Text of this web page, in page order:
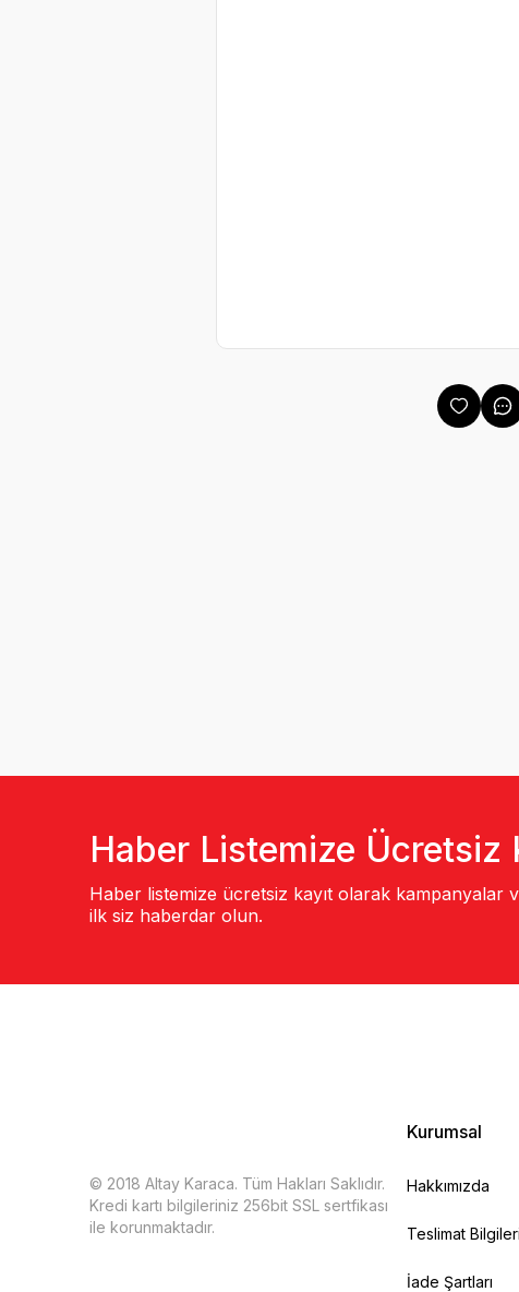
Haber Listemize Ücretsiz
Haber listemize ücretsiz kayıt olarak kampanyalar
ilk siz haberdar olun.
© 2018 Altay Karaca. Tüm Hakları Saklıdır.
Kredi kartı bilgileriniz 256bit SSL sertfikası
ile korunmaktadır.
Kurumsal
Hakkımızda
Teslimat Bilgileri
İade Şartları